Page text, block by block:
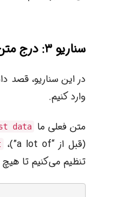
سناریو ۳: درج متن در میانه ستون varchar(max)
وارد کنیم.
متن فعلی ما
data.
(قبل از “a lot of”)،
تنظیم می‌کنیم تا